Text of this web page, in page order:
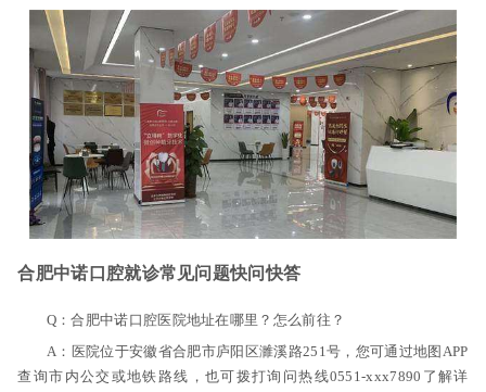
合肥中诺口腔就诊常见问题快问快答
Q：合肥中诺口腔医院地址在哪里？怎么前往？
A：医院位于安徽省合肥市庐阳区濉溪路251号，您可通过地图APP
查询市内公交或地铁路线，也可拨打询问热线0551-xxx7890了解详